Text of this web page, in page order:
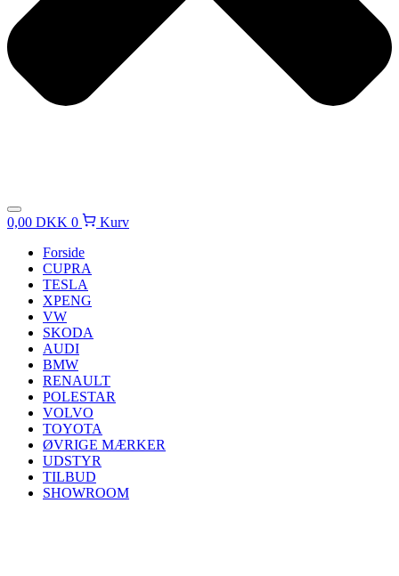
0,00 DKK 0
Kurv
Forside
CUPRA
TESLA
XPENG
VW
SKODA
AUDI
BMW
RENAULT
POLESTAR
VOLVO
TOYOTA
ØVRIGE MÆRKER
UDSTYR
TILBUD
SHOWROOM